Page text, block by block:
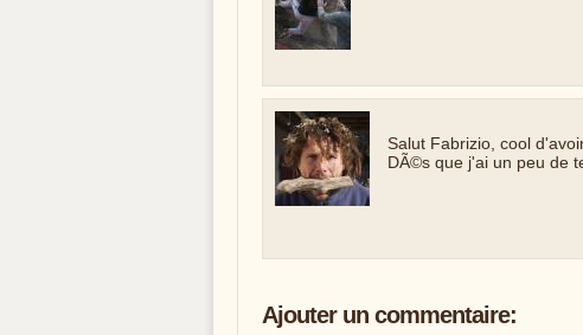
Salut Fabrizio, cool
DÃ©s que j'ai un peu de
Ajouter un commentaire: